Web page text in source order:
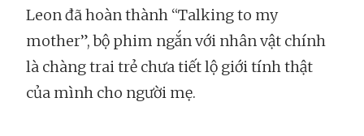
Leon đã hoàn thành “Talking to my
mother”, bộ phim ngắn với nhân vật chính
là chàng trai trẻ chưa tiết lộ giới tính thật
của mình cho người mẹ.